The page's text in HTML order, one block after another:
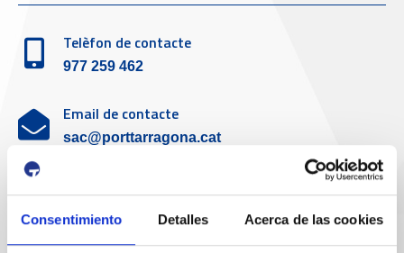
Consentimiento Detalles Acerca de las cookies
Telèfon de contacte
977 259 462
Email de contacte
sac@porttarragona.cat